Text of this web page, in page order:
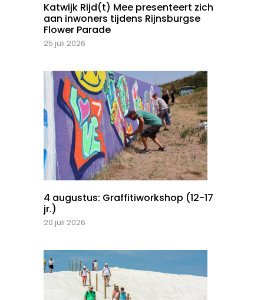
Katwijk Rijd(t) Mee presenteert zich
aan inwoners tijdens Rijnsburgse
Flower Parade
25 juli 2026
4 augustus: Graffitiworkshop (12-17
jr.)
20 juli 2026